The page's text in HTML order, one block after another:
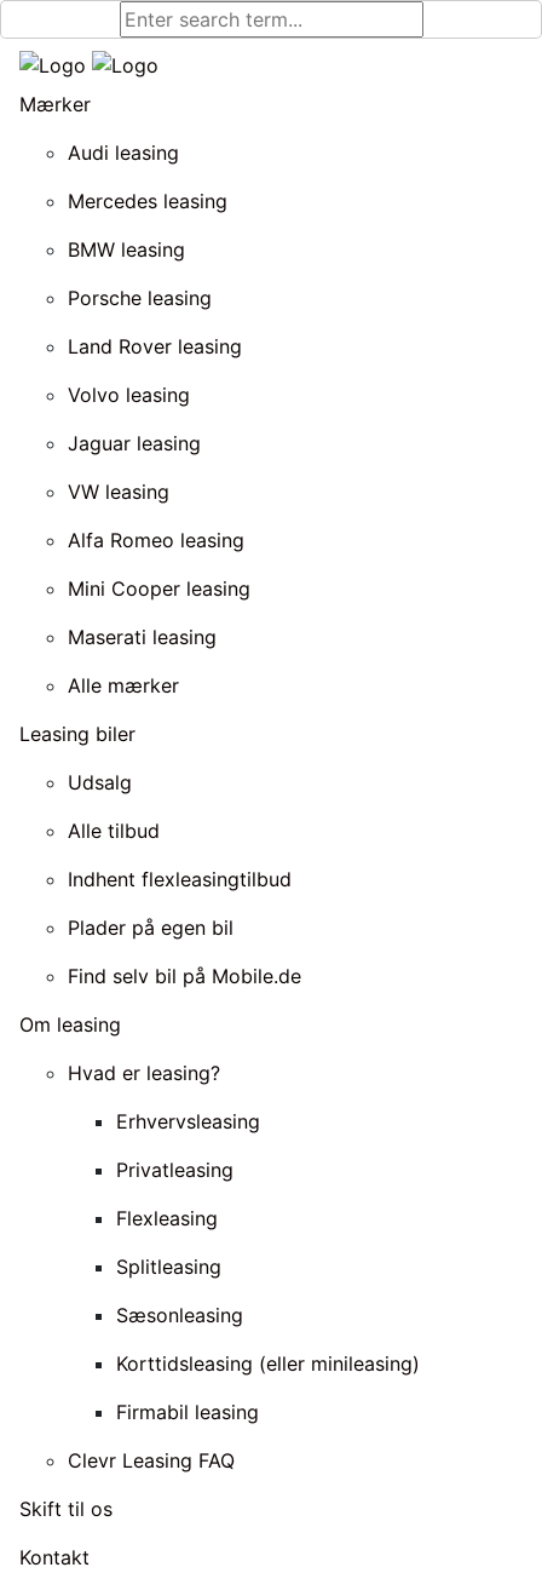
Mærker
Audi leasing
Mercedes leasing
BMW leasing
Porsche leasing
Land Rover leasing
Volvo leasing
Jaguar leasing
VW leasing
Alfa Romeo leasing
Mini Cooper leasing
Maserati leasing
Alle mærker
Leasing biler
Udsalg
Alle tilbud
Indhent flexleasingtilbud
Plader på egen bil
Find selv bil på Mobile.de
Om leasing
Hvad er leasing?
Erhvervsleasing
Privatleasing
Flexleasing
Splitleasing
Sæsonleasing
Korttidsleasing (eller minileasing)
Firmabil leasing
Clevr Leasing FAQ
Skift til os
Kontakt